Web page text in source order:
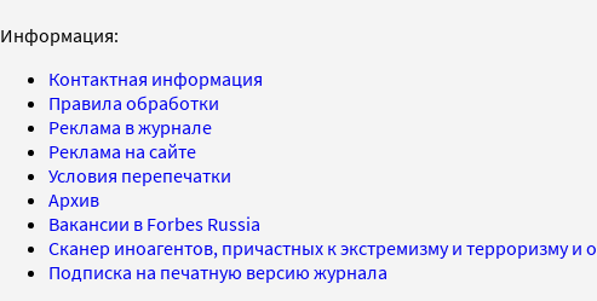
Информация:
Контактная информация
Правила обработки
Реклама в журнале
Реклама на сайте
Условия перепечатки
Архив
Вакансии в Forbes Russia
Сканер иноагентов, причастных к экстремизму и терроризму
Подписка на печатную версию журнала